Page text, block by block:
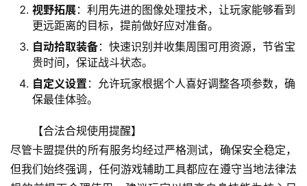
视野拓展：利用先进的图像处理技术，让玩家能够看到
更远距离的目标，提前做好应对准备。
自动拾取装备：快速识别并收集周围可用资源，节省宝
贵时间，保证战斗状态。
自定义设置 ：允许玩家根据个人喜好调整各项参数，确
保最佳体验。
【合法合规使用提醒】
尽管卡盟提供的所有服务均经过严格测试，确保安全稳定，
但我们始终强调，任何游戏辅助工具都应在遵守当地法律法